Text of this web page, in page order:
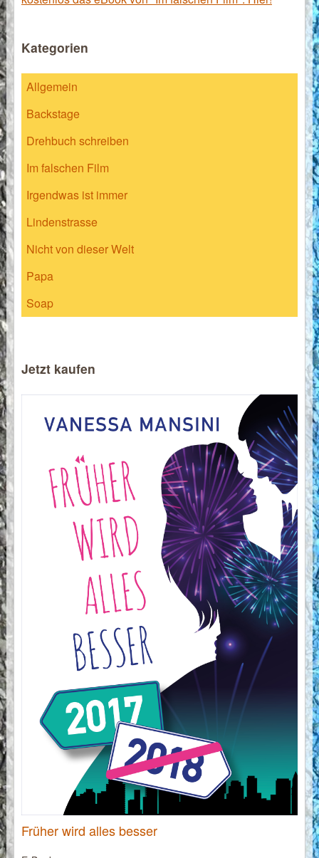
Kategorien
Allgemein
Backstage
Drehbuch schreiben
Im falschen Film
Irgendwas ist immer
Lindenstrasse
Nicht von dieser Welt
Papa
Soap
Jetzt kaufen
Früher wird alles besser